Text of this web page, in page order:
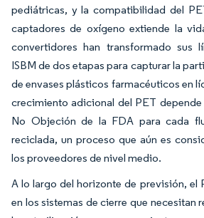
pediátricas, y la compatibilidad del
captadores de oxígeno extiende la
convertidores han transformado sus
ISBM de dos etapas para capturar la
de envases plásticos farmacéuticos en
crecimiento adicional del PET
No Objeción de la FDA para cada
reciclada, un proceso que aún es
los proveedores de nivel medio.
A lo largo del horizonte de previsión, el
en los sistemas de cierre que necesitan